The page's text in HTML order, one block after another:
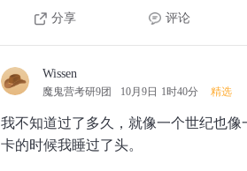
分享 评论
Wissen
魔鬼营考研9团 10月9日 1时40分 精选
我不知道过了多久，就像一个世纪也像
卡的时候我睡过了头。